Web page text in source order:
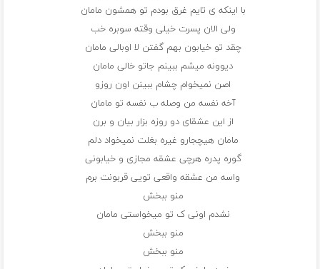
با اینکه ی تایم غرق بودم تو همشون مامان
ولی الان پسرت خیلی وقته سوبره خب
چقد تو خیابون بهم گفتن لا اوبالی مامان
دیوونه میشم ببینم جاتو خالی مامان
اصن نمیخوام چشام ببینن اون روزو
آخه نفسه من وصله ب نفسه تو مامان
از این عشقای دو روزه بزار بیان و برن
مامان هیچجارو غیره بغلت نمیخواد دلم
گوره پدره هرچی عشقه مجازی و خیابونی
واسه من عشقه واقعی تویی قربونت برم
منو ببخش
نشدم اونی ک تو میخواستی مامان
منو ببخش
منو ببخش